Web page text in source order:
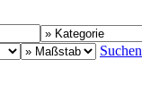
Suchen